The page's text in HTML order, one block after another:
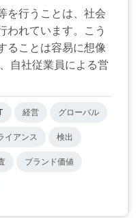
を行うことは、社会
われています。こう
ることは容易に想像
自社従業員による営
経営 グローバル
イアンス 検出
ブランド価値